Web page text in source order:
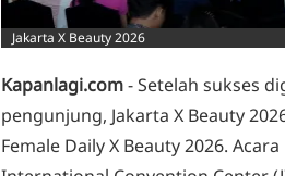
Jakarta X Beauty 2026
Kapanlagi.com- Setelah sukses
pengunjung, Jakarta X Beauty
Female Daily X Beauty 2026.